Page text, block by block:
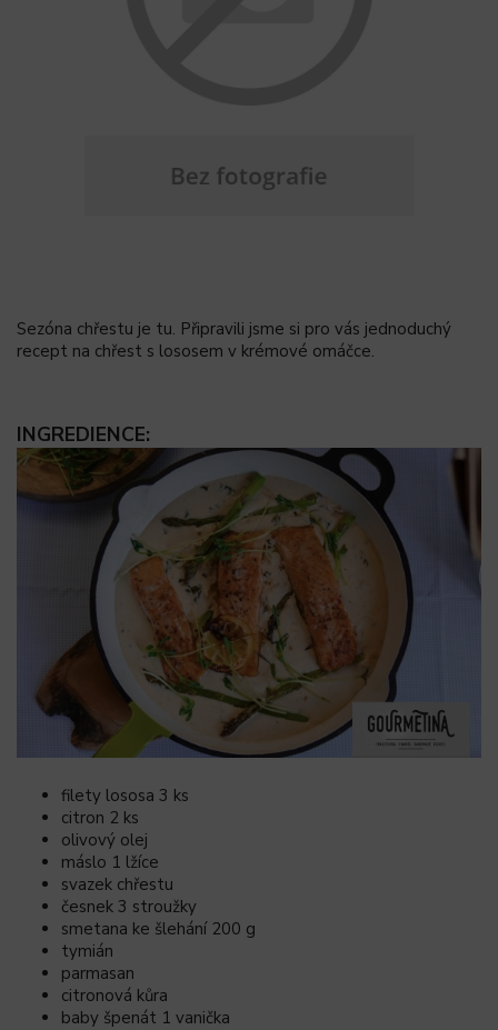
Sezóna chřestu je tu. Připravili jsme si pro vás jednoduchý
recept na chřest s lososem v krémové omáčce.
INGREDIENCE:
filety lososa 3 ks
citron 2 ks
olivový olej
máslo 1 lžíce
svazek chřestu
česnek 3 stroužky
smetana ke šlehání 200 g
tymián
parmasan
citronová kůra
baby špenát 1 vanička